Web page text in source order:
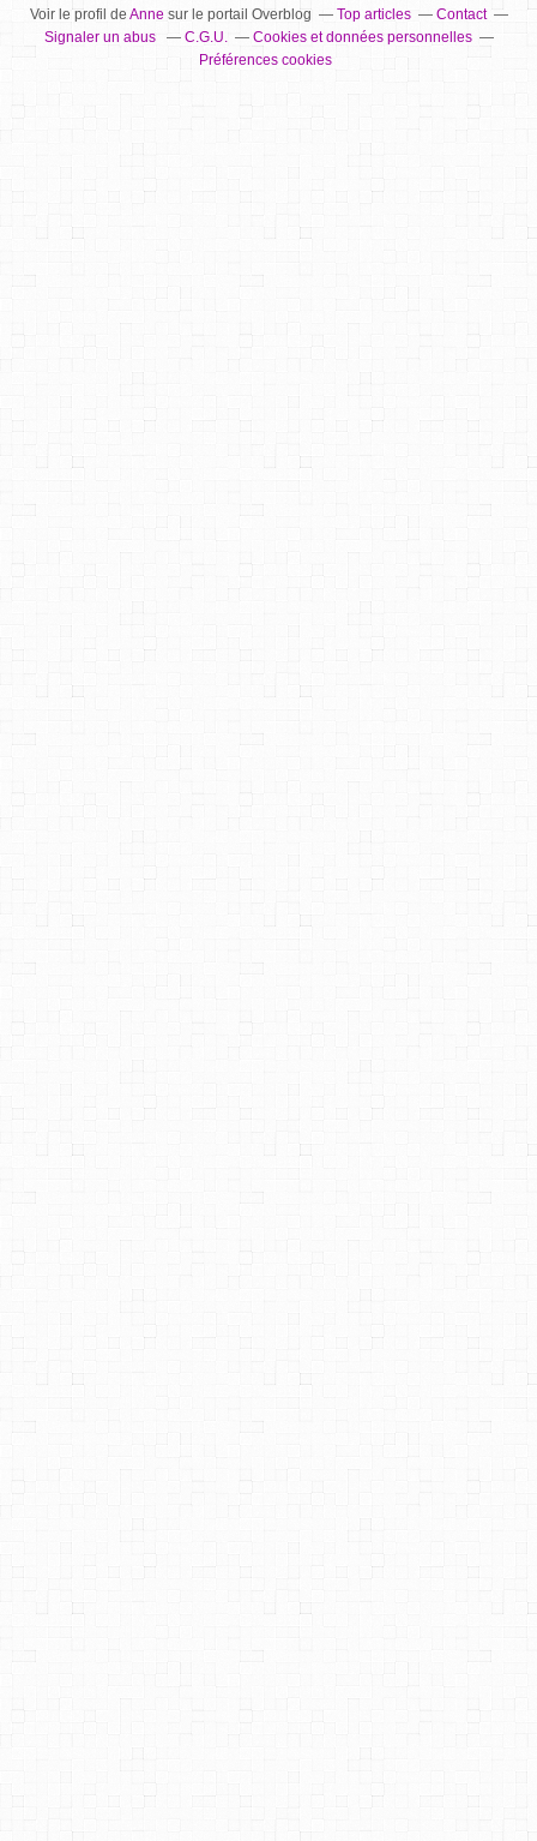
Voir le profil de Annesur le portail Overblog Top articles
Contact
Signaler un abus
C.G.U.
Cookies et données personnelles
Préférences cookies